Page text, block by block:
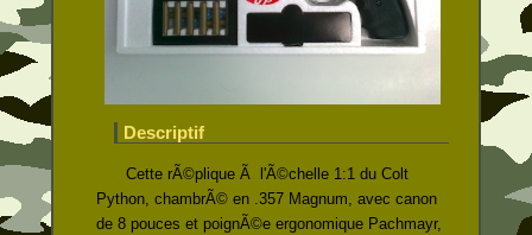
Descriptif
Cette rÃ©plique Ã l'Ã©chelle 1:1 du Colt
Python, chambrÃ© en .357 Magnum, avec canon
de 8 pouces et poignÃ©e ergonomique Pachmayr,